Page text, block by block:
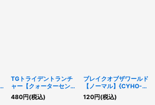
TGトライデントランチ
ャー【クォーターセンチ
ュリーシークレット】
{QCCP-JP048}《リン
480円(税込)
ブレイクオブザワールド
【ノーマル】{CYHO-
JP057}《魔法》
120円(税込)